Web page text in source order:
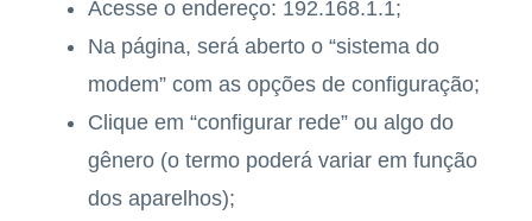
Acesse o endereço: 192.168.1.1;
Na página, será aberto o “sistema do
modem” com as opções de configuração;
Clique em “configurar rede” ou algo do
gênero (o termo poderá variar em função
dos aparelhos);